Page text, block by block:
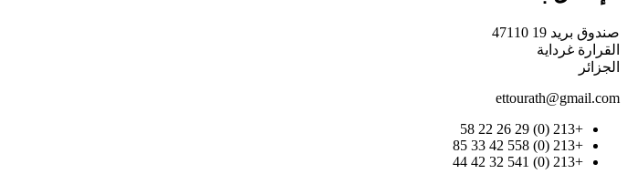
صندوق بريد 19 47110
القرارة غرداية
الجزائر
ettourath@gmail.com
+213 (0) 29 26 22 58
+213 (0) 558 42 33 85
+213 (0) 541 32 42 44